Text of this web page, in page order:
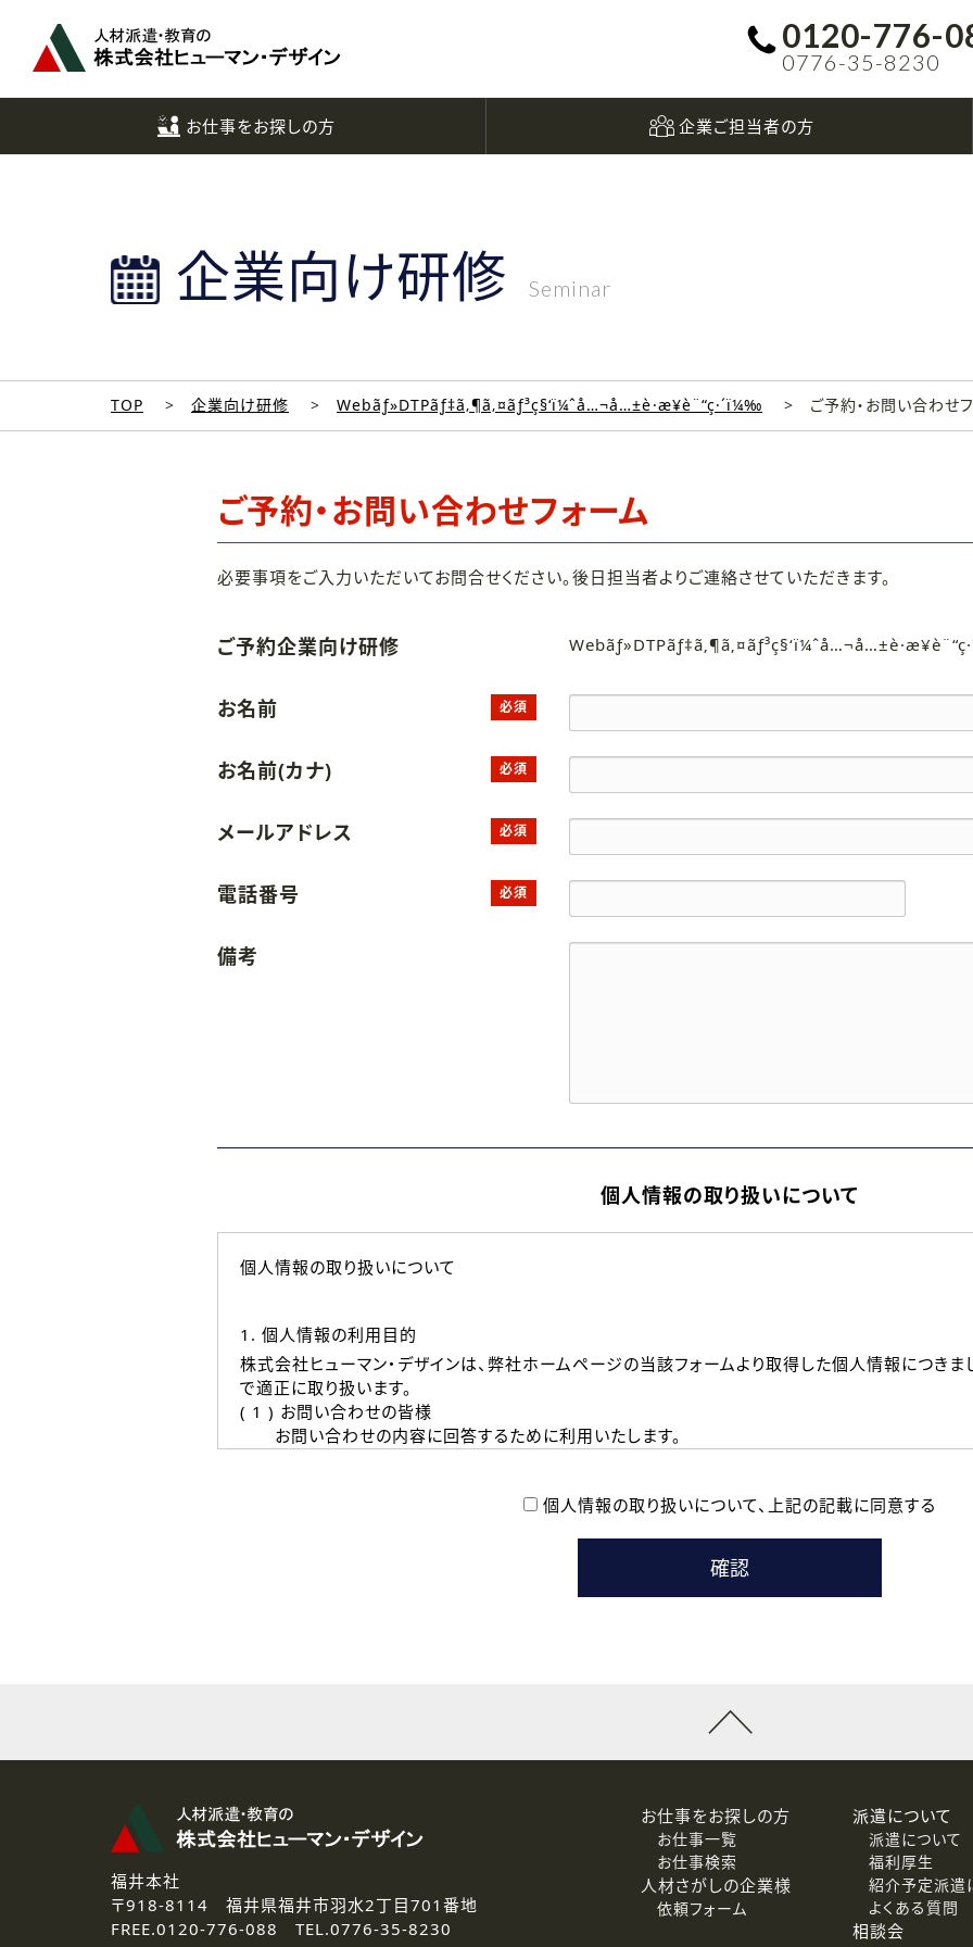
0120-776-
0776-35-8230
お仕事をお探しの方 企業ご担当者の方
企業向け研修 Seminar
TOP 企業向け研修 Webãƒ»DTPãƒ‡ã‚¶ã‚¤ãƒ³ç§‘ï¼ˆå…¬å…±è·æ¥­è¨“ç·´ï¼‰ ご予約・お問い合わせ
ご予約・お問い合わせフォーム
必要事項をご入力いただいてお問合せください。後日担当者よりご連絡させていただきます。
ご予約企業向け研修
お名前 必須
お名前(カナ) 必須
メールアドレス 必須
電話番号 必須
備考
個人情報の取り扱いについて
個人情報の取り扱いについて
1. 個人情報の利用目的
株式会社ヒューマン・デザインは、弊社ホームページの当該フォームより取得した個人情報につき
で適正に取り扱います。
( 1 ) お問い合わせの皆様
お問い合わせの内容に回答するために利用いたします。
本登録に関するご連絡および本登録時の参考情報として利用いたします。
なお、ご連絡手段は、電話・Ｅメールのいずれかの方法といたします。
3.個人情報の取り扱いの委託
弊社の定める個人情報保護の評価基準を満たした委託先に、個人情報を委託する場合があります。
4.個人情報の開示等について
ご提供いただいた個人情報の開示等（利用目的の通知、開示、訂正、追加または削除、利用の停止、
個人情報の取り扱いについて、 上記の記載に同意する
へ
福井本社
〒918-8114 福井県福井市羽水2丁目701番地
FREE.0120-776-088 TEL.0776-35-8230
お仕事をお探しの方
お仕事一覧
お仕事検索
人材さがしの企業様
依頼フォーム
派遣について
派遣について
福利厚生
紹介予定派遣
よくある質問
相談会